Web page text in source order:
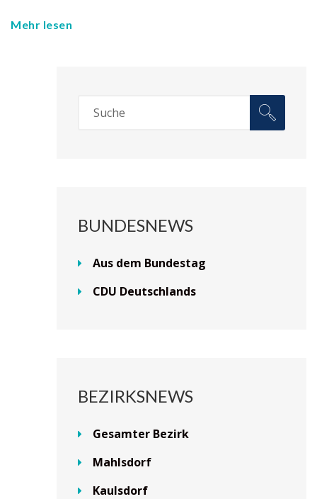
Mehr lesen
BUNDESNEWS
Aus dem Bundestag
CDU Deutschlands
BEZIRKSNEWS
Gesamter Bezirk
Mahlsdorf
Kaulsdorf